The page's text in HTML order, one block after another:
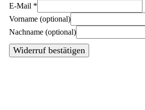
E-Mail *
E-
Mail
(wiederholen)*
Vorname (optional)
Nachname (optional)
Widerruf bestätigen